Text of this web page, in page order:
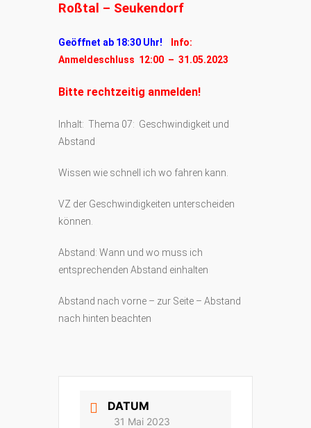
Roßtal – Seukendorf
Geöffnet ab 18:30 Uhr!
Info:
Anmeldeschluss 12:00 – 31.05.2023
Bitte rechtzeitig anmelden!
Inhalt: Thema 07: Geschwindigkeit und
Abstand
Wissen wie schnell ich wo fahren kann.
VZ der Geschwindigkeiten unterscheiden
können.
Abstand: Wann und wo muss ich
entsprechenden Abstand einhalten
Abstand nach vorne – zur Seite – Abstand
nach hinten beachten
DATUM
31 Mai 2023